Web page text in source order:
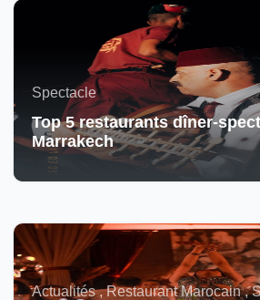
Spectacle
Top 5 restaurants dîner-
Marrakech
Actualités , Restaurant Marocain ,